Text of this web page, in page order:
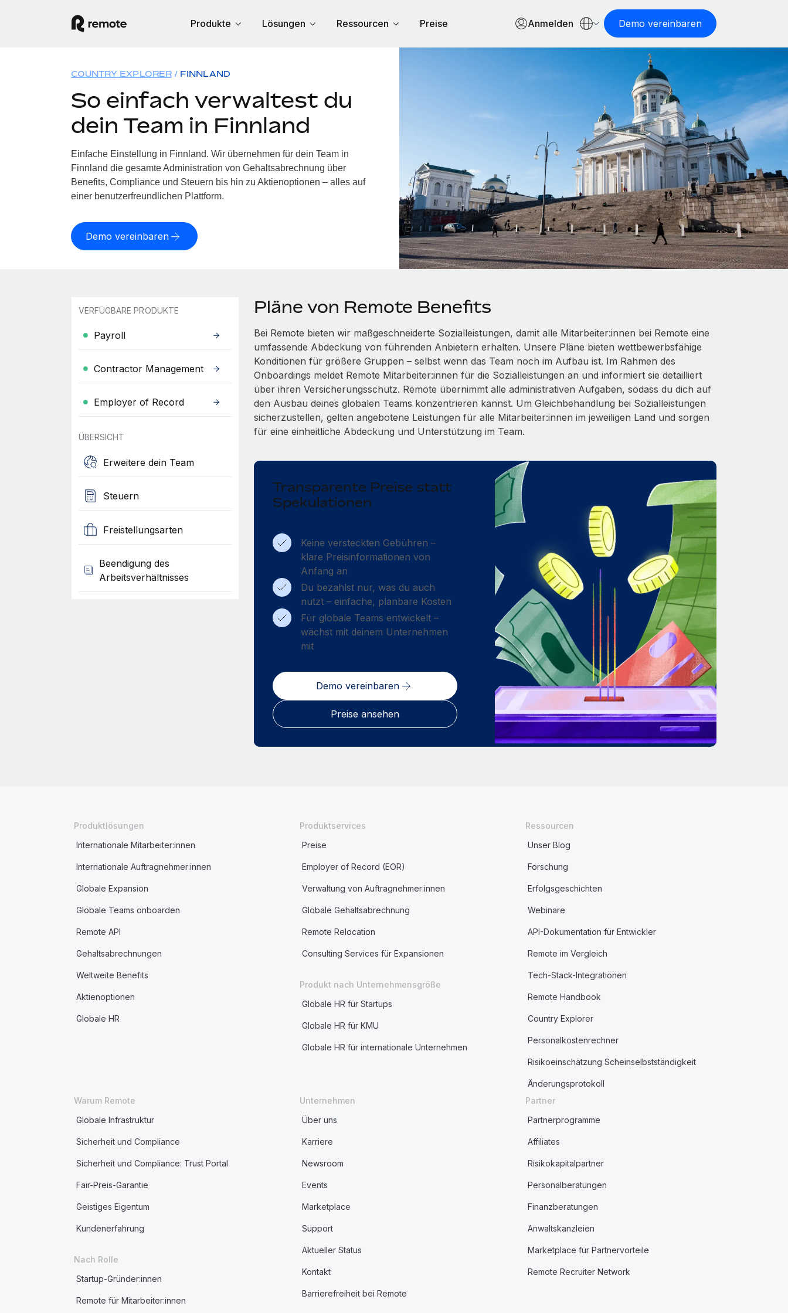
Produkte Lösungen Ressourcen Preise Anmelden Demo vereinbaren
COUNTRY EXPLORER FINNLAND
So einfach verwaltest du
dein Team in Finnland
Einfache Einstellung in Finnland. Wir übernehmen für dein Team in
Finnland die gesamte Administration von Gehaltsabrechnung über
Benefits, Compliance und Steuern bis hin zu Aktienoptionen – alles auf
einer benutzerfreundlichen Plattform.
Demo vereinbaren
VERFÜGBARE PRODUKTE
Payroll
Contractor Management
Employer of Record
ÜBERSICHT
Erweitere dein Team
Steuern
Freistellungsarten
Beendigung des
Arbeitsverhältnisses
Pläne von Remote Benefits
Bei Remote bieten wir maßgeschneiderte Sozialleistungen, damit alle Mitarbeiter:innen bei Remote eine
umfassende Abdeckung von führenden Anbietern erhalten. Unsere Pläne bieten wettbewerbsfähige
Konditionen für größere Gruppen – selbst wenn das Team noch im Aufbau ist. Im Rahmen des
Onboardings meldet Remote Mitarbeiter:innen für die Sozialleistungen an und informiert sie detailliert
über ihren Versicherungsschutz. Remote übernimmt alle administrativen Aufgaben, sodass du dich auf
den Ausbau deines globalen Teams konzentrieren kannst. Um Gleichbehandlung bei Sozialleistungen
sicherzustellen, gelten angebotene Leistungen für alle Mitarbeiter:innen im jeweiligen Land und sorgen
für eine einheitliche Abdeckung und Unterstützung im Team.
Transparente Preise statt
Spekulationen
Keine versteckten Gebühren –
klare Preisinformationen von
Anfang an
Du bezahlst nur, was du auch
nutzt – einfache, planbare Kosten
Für globale Teams entwickelt –
wächst mit deinem Unternehmen
mit
Demo vereinbaren
Preise ansehen
Produktlösungen
Internationale Mitarbeiter:innen
Internationale Auftragnehmer:innen
Globale Expansion
Globale Teams onboarden
Remote API
Gehaltsabrechnungen
Weltweite Benefits
Aktienoptionen
Globale HR
Produktservices
Preise
Employer of Record (EOR)
Verwaltung von Auftragnehmer:innen
Globale Gehaltsabrechnung
Remote Relocation
Consulting Services für Expansionen
Produkt nach Unternehmensgröße
Globale HR für Startups
Globale HR für KMU
Globale HR für internationale Unternehmen
Ressourcen
Unser Blog
Forschung
Erfolgsgeschichten
Webinare
API-Dokumentation für Entwickler
Remote im Vergleich
Tech-Stack-Integrationen
Remote Handbook
Country Explorer
Personalkostenrechner
Risikoeinschätzung Scheinselbstständigkeit
Änderungsprotokoll
Warum Remote
Globale Infrastruktur
Sicherheit und Compliance
Sicherheit und Compliance: Trust Portal
Fair-Preis-Garantie
Geistiges Eigentum
Kundenerfahrung
Nach Rolle
Startup-Gründer:innen
Remote für Mitarbeiter:innen
Unternehmen
Über uns
Karriere
Newsroom
Events
Marketplace
Support
Aktueller Status
Kontakt
Barrierefreiheit bei Remote
Partner
Partnerprogramme
Affiliates
Risikokapitalpartner
Personalberatungen
Finanzberatungen
Anwaltskanzleien
Marketplace für Partnervorteile
Remote Recruiter Network